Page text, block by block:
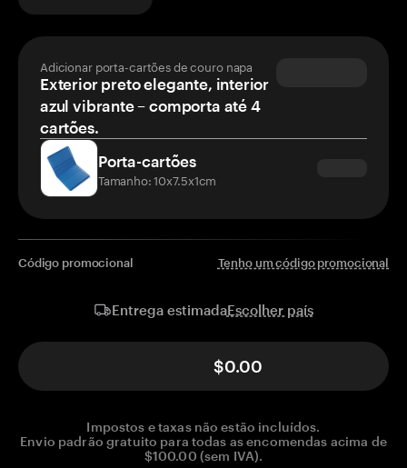
Adicionar porta-cartões de couro napa
Exterior preto elegante, interior
azul vibrante – comporta até 4
cartões.
Porta-cartões
Tamanho: 10x7.5x1cm
Código promocional Tenho um código promocional
Entrega estimadaEscolher país
$0.00
Impostos e taxas não estão incluídos.
Envio padrão gratuito para todas as encomendas acima de
$100.00 (sem IVA).